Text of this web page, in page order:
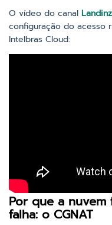
O vídeo do canal
configuração do acesso
Intelbras Cloud:
Por que a nuvem
falha: o CGNAT